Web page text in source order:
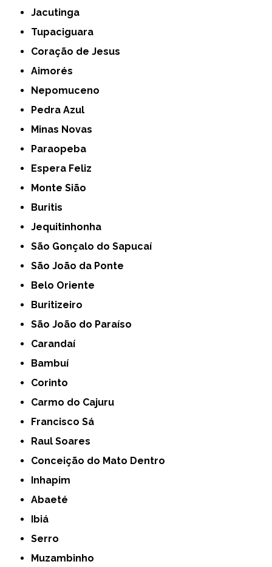
Jacutinga
Tupaciguara
Coração de Jesus
Aimorés
Nepomuceno
Pedra Azul
Minas Novas
Paraopeba
Espera Feliz
Monte Sião
Buritis
Jequitinhonha
São Gonçalo do Sapucaí
São João da Ponte
Belo Oriente
Buritizeiro
São João do Paraíso
Carandaí
Bambuí
Corinto
Carmo do Cajuru
Francisco Sá
Raul Soares
Conceição do Mato Dentro
Inhapim
Abaeté
Ibiá
Serro
Muzambinho